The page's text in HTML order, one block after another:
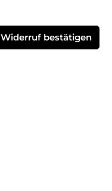
Widerruf bestätigen